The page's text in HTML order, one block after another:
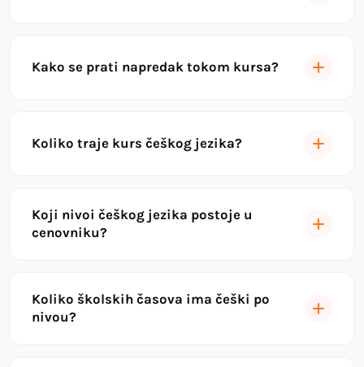
Kako se prati napredak tokom kursa?
Koliko traje kurs češkog jezika?
Koji nivoi češkog jezika postoje u
cenovniku?
Koliko školskih časova ima češki po
nivou?